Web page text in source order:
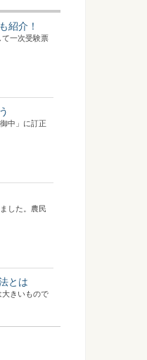
紹介！
一次受験票
中」に訂正
した。農民
とは
大きいもので